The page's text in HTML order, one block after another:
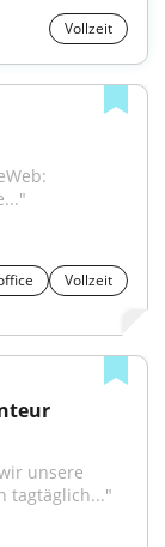
Vollzeit
Vollzeit
unsere
tagtäglich..."